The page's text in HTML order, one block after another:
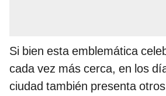
Si bien esta emblemática
cada vez más cerca, en los
ciudad también presenta